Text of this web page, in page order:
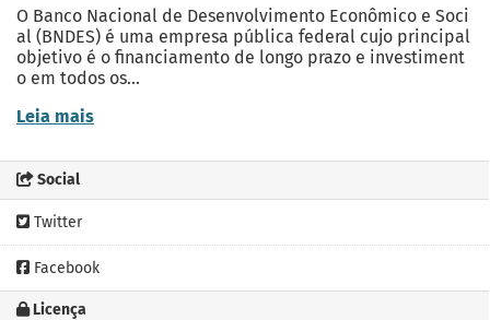
O Banco Nacional de Desenvolvimento Econômico e Soci
al (BNDES) é uma empresa pública federal cujo principal
objetivo é o financiamento de longo prazo e investiment
o em todos os...
Leia mais
Social
Twitter
Facebook
Licença